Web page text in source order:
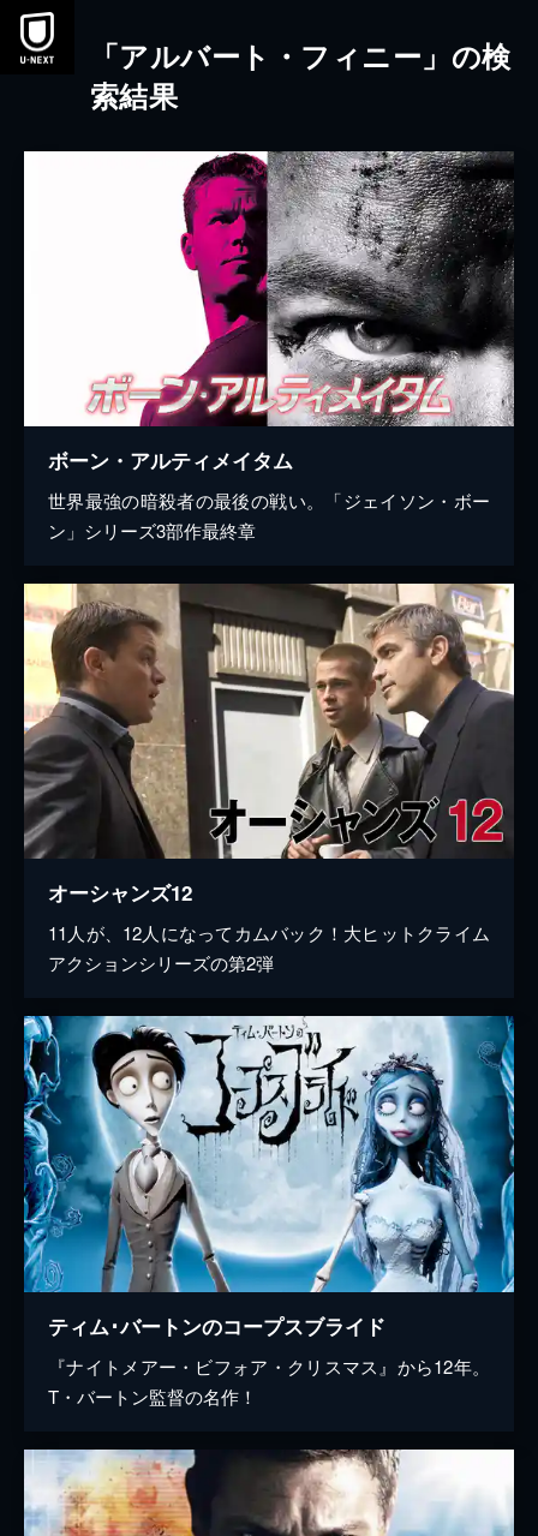
本文へスキップ
「アルバート・フィニー」の検
索結果
ボーン・アルティメイタム
世界最強の暗殺者の最後の戦い。「ジェイソン・ボー
ン」シリーズ3部作最終章
オーシャンズ12
11人が、12人になってカムバック！大ヒットクライム
アクションシリーズの第2弾
ティム･バートンのコープスブライド
『ナイトメアー・ビフォア・クリスマス』から12年。
T・バートン監督の名作！